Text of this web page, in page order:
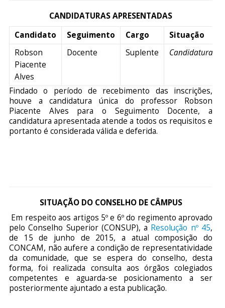
CANDIDATURAS APRESENTADAS
Candidato
Seguimento Cargo
Situação
Robson
Piacente
Alves
Docente Suplente Candidatura
Findado o período de recebimento das inscrições,
houve a candidatura única do professor Robson
Piacente Alves para o Seguimento Docente, a
candidatura apresentada atende a todos os requisitos e
portanto é considerada válida e deferida.
SITUAÇÃO DO CONSELHO DE CÂMPUS
Em respeito aos artigos 5º e 6º do regimento aprovado
pelo Conselho Superior (CONSUP), a Resolução nº 45,
de 15 de junho de 2015, a atual composição do
CONCAM, não aufere a condição de representatividade
da comunidade, que se espera do conselho, desta
forma, foi realizada consulta aos órgãos colegiados
competentes e aguarda-se posicionamento a ser
posteriormente ajuntado a esta publicação.